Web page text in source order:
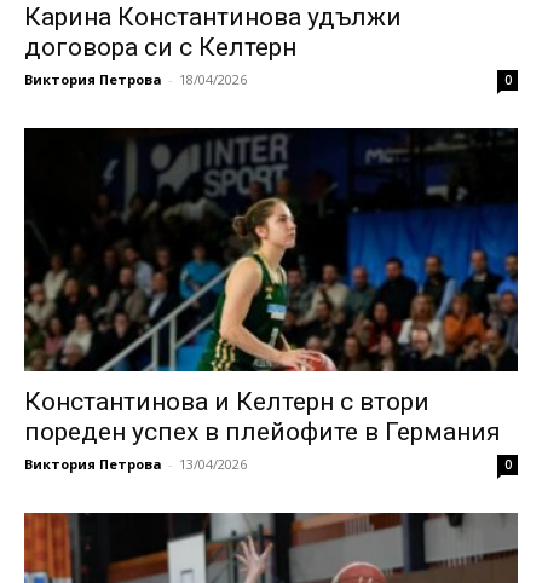
Карина Константинова удължи
договора си с Келтерн
Виктория Петрова - 18/04/2026 0
Константинова и Келтерн с втори
пореден успех в плейофите в Германия
Виктория Петрова - 13/04/2026 0